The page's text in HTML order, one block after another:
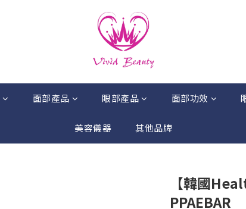
面部產品 眼部產品 面部功效
美容儀器 其他品牌
【韓國
PPAEBAR